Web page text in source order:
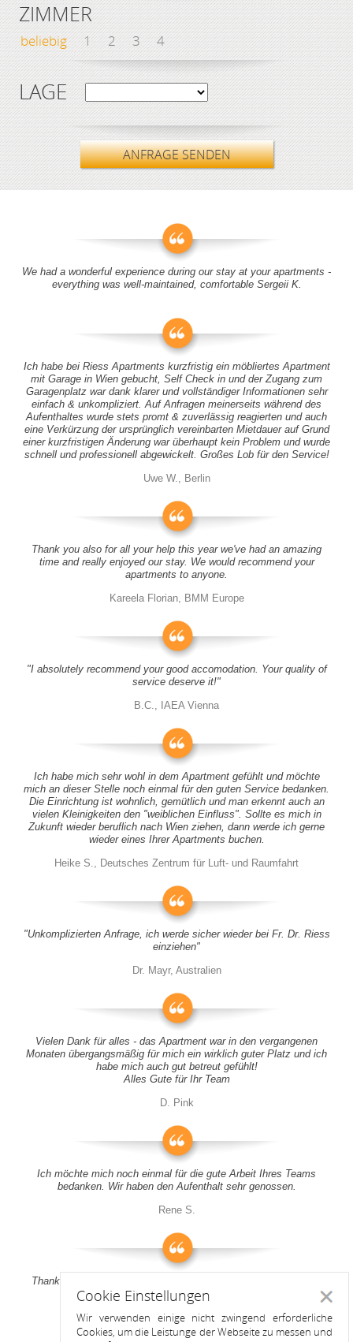
ZIMMER
beliebig 1 2 3 4
LAGE
ANFRAGE SENDEN
We had a wonderful experience during our stay at your apartments -
everything was well-maintained, comfortable Sergeii K.
Ich habe bei Riess Apartments kurzfristig ein möbliertes Apartment
mit Garage in Wien gebucht, Self Check in und der Zugang zum
Garagenplatz war dank klarer und vollständiger Informationen sehr
einfach & unkompliziert. Auf Anfragen meinerseits während des
Aufenthaltes wurde stets promt & zuverlässig reagierten und auch
eine Verkürzung der ursprünglich vereinbarten Mietdauer auf Grund
einer kurzfristigen Änderung war überhaupt kein Problem und wurde
schnell und professionell abgewickelt. Großes Lob für den Service!
Uwe W., Berlin
Thank you also for all your help this year we've had an amazing
time and really enjoyed our stay. We would recommend your
apartments to anyone.
Kareela Florian, BMM Europe
"I absolutely recommend your good accomodation. Your quality of
service deserve it!"
B.C., IAEA Vienna
Ich habe mich sehr wohl in dem Apartment gefühlt und möchte
mich an dieser Stelle noch einmal für den guten Service bedanken.
Die Einrichtung ist wohnlich, gemütlich und man erkennt auch an
vielen Kleinigkeiten den "weiblichen Einfluss". Sollte es mich in
Zukunft wieder beruflich nach Wien ziehen, dann werde ich gerne
wieder eines Ihrer Apartments buchen.
Heike S., Deutsches Zentrum für Luft- und Raumfahrt
"Unkomplizierten Anfrage, ich werde sicher wieder bei Fr. Dr. Riess
einziehen"
Dr. Mayr, Australien
Vielen Dank für alles - das Apartment war in den vergangenen
Monaten übergangsmäßig für mich ein wirklich guter Platz und ich
habe mich auch gut betreut gefühlt!
Alles Gute für Ihr Team
D. Pink
Ich möchte mich noch einmal für die gute Arbeit Ihres Teams
bedanken. Wir haben den Aufenthalt sehr genossen.
Rene S.
Thank you all for your support! It was a pleasure to stay at your
apartment
Anitah S.
Cookie Einstellungen
Wir verwenden einige nicht zwingend erforderliche
Cookies, um die Leistunge der Webseite zu messen und